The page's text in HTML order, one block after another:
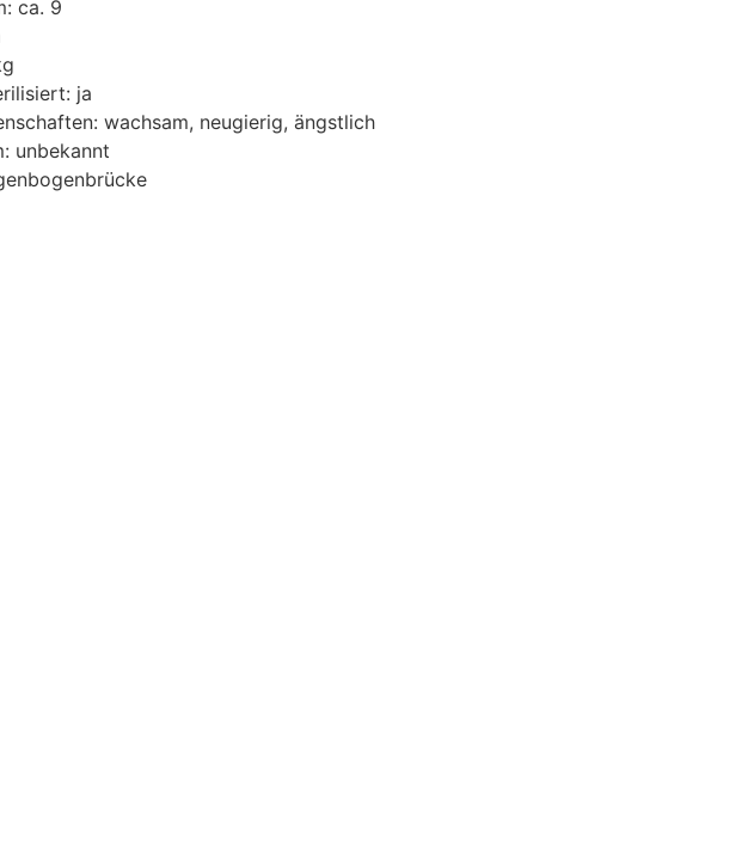
ca. 9
ja
wachsam, neugierig, ängstlich
unbekannt